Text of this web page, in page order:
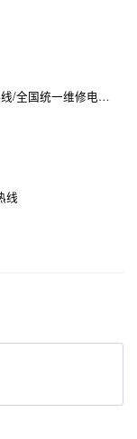
统一维修电话是多少
线